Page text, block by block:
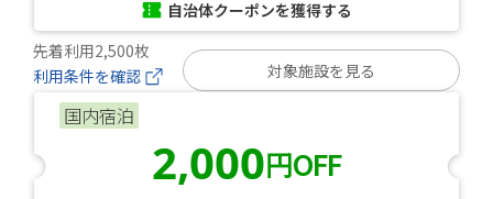
自治体クーポンを獲得する
先着利用2,500枚
利用条件を確認
対象施設を見る
国内宿泊
2,000円OFF